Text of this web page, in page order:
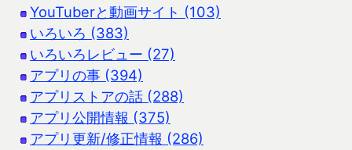
YouTuberと動画サイト (103)
いろいろ (383)
いろいろレビュー (27)
アプリの事 (394)
アプリストアの話 (288)
アプリ公開情報 (375)
アプリ更新/修正情報 (286)